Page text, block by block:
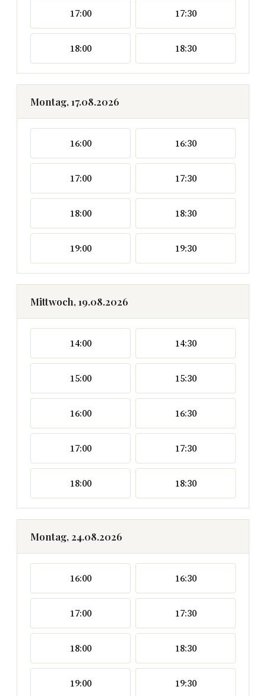
17:00 17:30
18:00 18:30
Montag, 17.08.2026
16:00 16:30
17:00 17:30
18:00 18:30
19:00 19:30
Mittwoch, 19.08.2026
14:00 14:30
15:00 15:30
16:00 16:30
17:00 17:30
18:00 18:30
Montag, 24.08.2026
16:00 16:30
17:00 17:30
18:00 18:30
19:00 19:30